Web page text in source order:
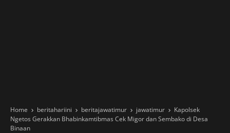
Home beritahariini beritajawatimur jawatimur
Kapolsek
Ngetos Gerakkan Bhabinkamtibmas Cek Migor dan Sembako di Desa
Binaan